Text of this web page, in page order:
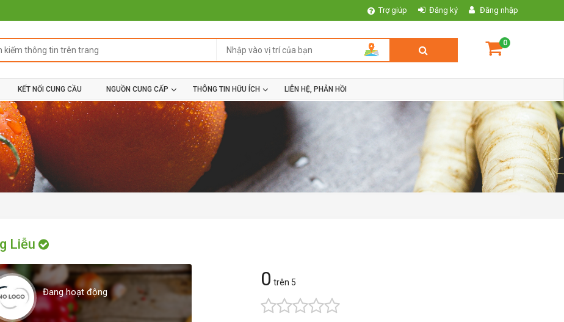
Trợ giúp Đăng ký Đăng nhập
0
KẾT NỐI CUNG CẦU NGUỒN CUNG CẤP THÔNG TIN HỮU ÍCH LIÊN HỆ, PHẢN HỒI
Liễu
Đang hoạt động
0 trên 5